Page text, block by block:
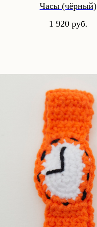
Часы (чёрный)
1 920 руб.